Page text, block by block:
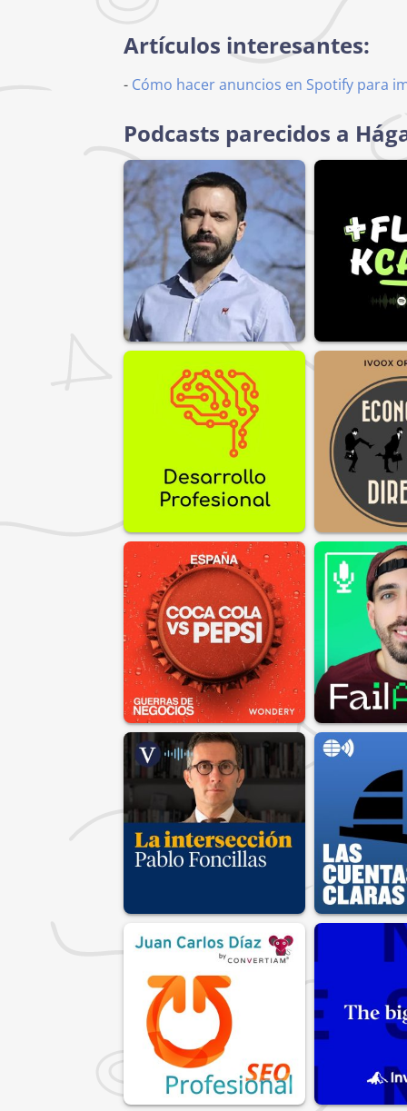
Artículos interesantes:
- Cómo hacer anuncios en Spotify para
Podcasts parecidos a